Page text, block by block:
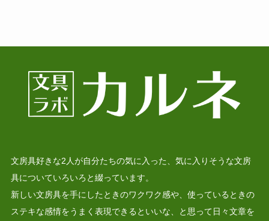
文房具好きな2人が自分たちの気に入った、気に入りそうな文房
具についていろいろと綴っています。
新しい文房具を手にしたときのワクワク感や、使っているときの
ステキな感情をうまく表現できるといいな、と思って日々文章を